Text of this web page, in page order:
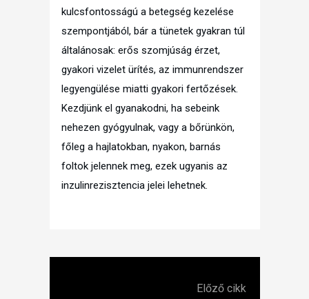
kulcsfontosságú a betegség kezelése
szempontjából, bár a tünetek gyakran túl
általánosak: erős szomjúság érzet,
gyakori vizelet ürítés, az immunrendszer
legyengülése miatti gyakori fertőzések.
Kezdjünk el gyanakodni, ha sebeink
nehezen gyógyulnak, vagy a bőrünkön,
főleg a hajlatokban, nyakon, barnás
foltok jelennek meg, ezek ugyanis az
inzulinrezisztencia jelei lehetnek.
Előző cikk